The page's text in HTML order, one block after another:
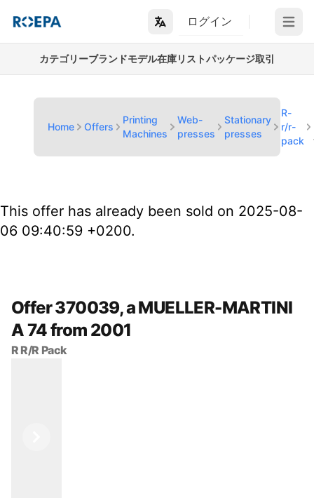
ログイン Open
カテゴリーブランドモデル在庫リストパッケージ取引
Home Offers
Printing
Machines
Web-
presses
Stationary
presses
R-
r/r-
pack
This offer has already been sold on 2025-08-
06 09:40:59 +0200.
Offer 370039, a MUELLER-MARTINI
A 74 from 2001
R R/R Pack